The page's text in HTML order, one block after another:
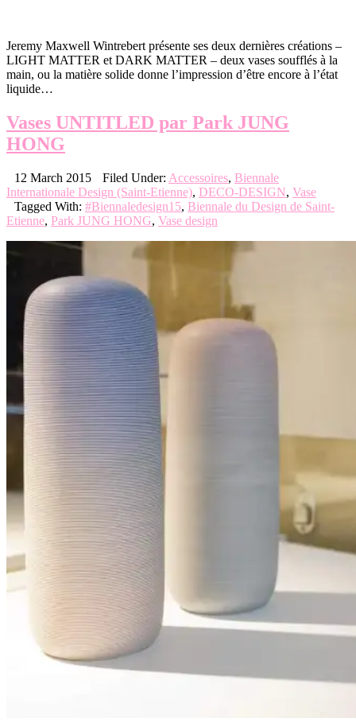
Jeremy Maxwell Wintrebert présente ses deux dernières créations –
LIGHT MATTER et DARK MATTER – deux vases soufflés à la
main, ou la matière solide donne l’impression d’être encore à l’état
liquide…
Vases UNTITLED par Park JUNG
HONG
12 March 2015 Filed Under: Accessoires, Biennale
Internationale Design (Saint-Etienne), DECO-DESIGN, Vase
Tagged With: #Biennaledesign15, Biennale du Design de Saint-
Etienne, Park JUNG HONG, Vase design